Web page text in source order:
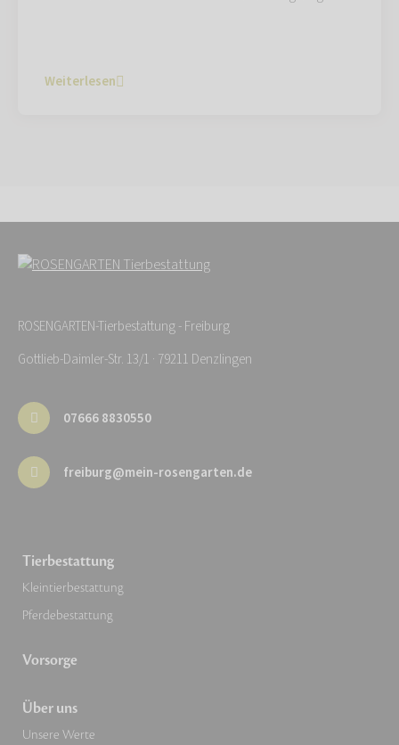
Weiterlesen
ROSENGARTEN-Tierbestattung - Freiburg
Gottlieb-Daimler-Str. 13/1 · 79211 Denzlingen
07666 8830550
freiburg@mein-rosengarten.de
Tierbestattung
Kleintierbestattung
Pferdebestattung
Vorsorge
Über uns
Unsere Werte